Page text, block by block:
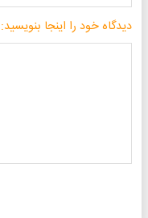
دیدگاه خود را اینجا بنویسید: